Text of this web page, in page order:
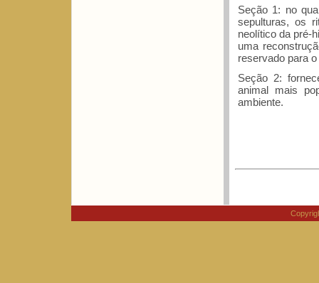
Seção 1: no
sepulturas, os
neolítico da pré-
uma
reservado para
Seção 2:
animal mais
ambiente.